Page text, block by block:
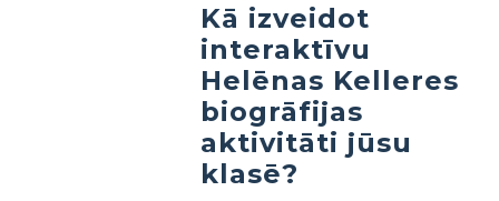
Kā izveidot
interaktīvu
Helēnas Kelleres
biogrāfijas
aktivitāti jūsu
klasē?